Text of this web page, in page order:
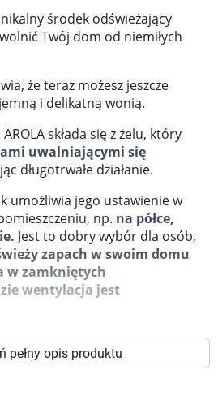
cookies w celu
informacji znajdziesz w
. Możesz określić
środek odświeżający
Twój dom od niemiłych
że teraz możesz jeszcze
i delikatną wonią.
składa się z żelu, który
uwalniającymi się
długotrwałe działanie.
umożliwia jego ustawienie w
np. na półce,
Jest to dobry wybór dla osób,
zapach w swoim domu
w zamkniętych
wentylacja jest
pełny opis produktu